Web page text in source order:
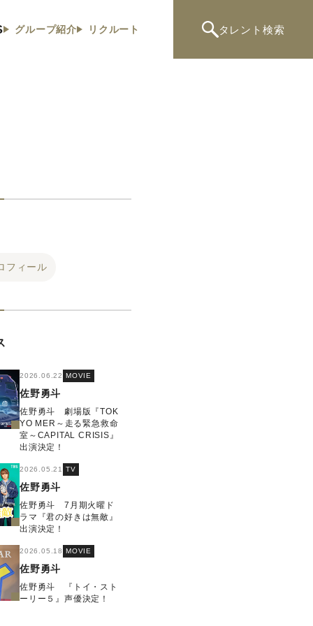
グループ紹介 リクルート タレント 検索
フィール
2026.06.22 MOVIE
佐野勇斗
佐野勇斗 劇場版『TOK
YO MER～走る緊急救命
室～CAPITAL CRISIS』
出演決定！
2026.05.21 TV
佐野勇斗
佐野勇斗 7月期火曜ド
ラマ『君の好きは無敵』
出演決定！
2026.05.18 MOVIE
佐野勇斗
佐野勇斗 『トイ・スト
ーリー５』声優決定！